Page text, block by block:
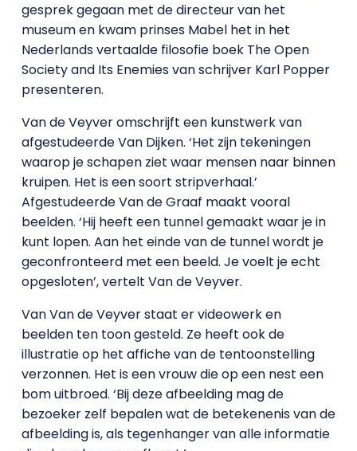
gesprek gegaan met de directeur van het
museum en kwam prinses Mabel het in het
Nederlands vertaalde filosofie boek The Open
Society and Its Enemies van schrijver Karl Popper
presenteren.
Van de Veyver omschrijft een kunstwerk van
afgestudeerde Van Dijken. ‘Het zijn tekeningen
waarop je schapen ziet waar mensen naar binnen
kruipen. Het is een soort stripverhaal.’
Afgestudeerde Van de Graaf maakt vooral
beelden. ‘Hij heeft een tunnel gemaakt waar je in
kunt lopen. Aan het einde van de tunnel wordt je
geconfronteerd met een beeld. Je voelt je echt
opgesloten’, vertelt Van de Veyver.
Van Van de Veyver staat er videowerk en
beelden ten toon gesteld. Ze heeft ook de
illustratie op het affiche van de tentoonstelling
verzonnen. Het is een vrouw die op een nest een
bom uitbroed. ‘Bij deze afbeelding mag de
bezoeker zelf bepalen wat de betekenenis van de
afbeelding is, als tegenhanger van alle informatie